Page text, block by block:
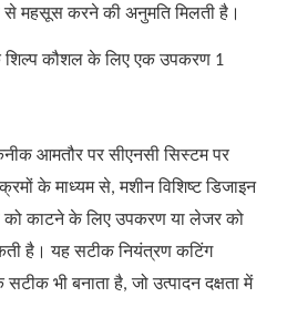
महसूस करने की अनुमति मिलती है।
आमतौर पर सीएनसी सिस्टम पर
के माध्यम से, मशीन विशिष्ट डिजाइन
काटने के लिए उपकरण या लेजर को
है। यह सटीक नियंत्रण कटिंग
भी बनाता है, जो उत्पादन दक्षता में